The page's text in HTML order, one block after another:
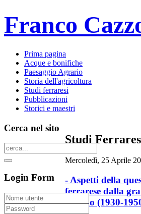
Franco
Prima pagina
Acque e bonifiche
Paesaggio Agrario
Storia dell'agricoltura
Studi ferraresi
Pubblicazioni
Storici e maestri
Studi
Mercoledì, 25 Aprile
- Aspetti della
ferrarese dalla
stralcio (1930-
Cerca nel sito
Login Form